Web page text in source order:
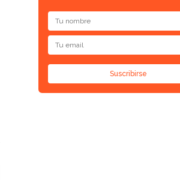
Suscribirse